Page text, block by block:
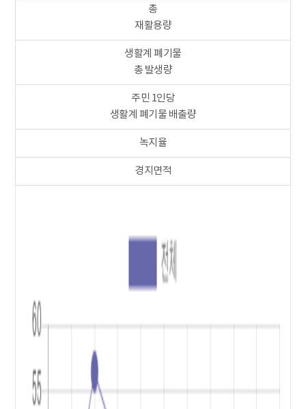
총
재활용량
생활계 폐기물
총 발생량
주민 1인당
생활계 폐기물 배출량
녹지율
경지면적